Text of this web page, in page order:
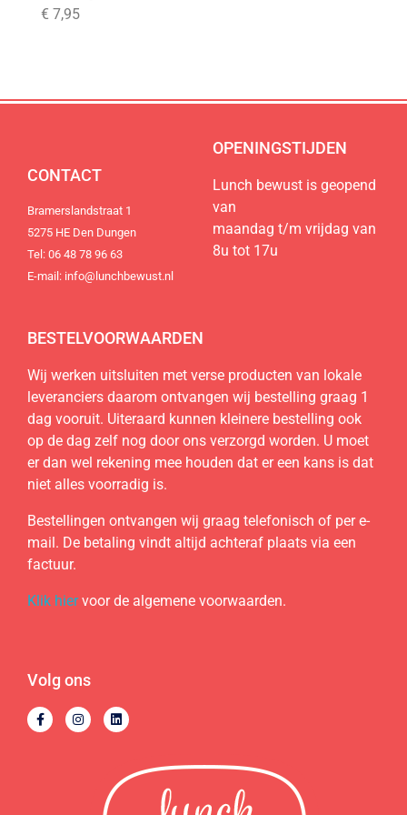
Bestel nu
Bestel nu
Bestel nu
€ 7,95
CONTACT
Bramerslandstraat 1
5275 HE Den Dungen
Tel: 06 48 78 96 63
E-mail: info@lunchbewust.nl
OPENINGSTIJDEN
Lunch bewust is geopend
van
maandag t/m vrijdag van
8u tot 17u
BESTELVOORWAARDEN
Wij werken uitsluiten met verse producten van lokale
leveranciers daarom ontvangen wij bestelling graag 1
dag vooruit. Uiteraard kunnen kleinere bestelling ook
op de dag zelf nog door ons verzorgd worden. U moet
er dan wel rekening mee houden dat er een kans is dat
niet alles voorradig is.
Bestellingen ontvangen wij graag telefonisch of per e-
mail. De betaling vindt altijd achteraf plaats via een
factuur.
Klik hiervoor de algemene voorwaarden.
Volg ons